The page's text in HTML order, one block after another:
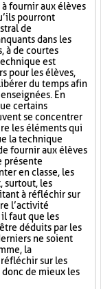
fournir aux élèves
pourront
de
dans les
à de courtes
est
pour les élèves,
du temps afin
En
certains
se concentrer
les éléments qui
la technique
fournir aux élèves
présente
en classe, les
surtout, les
à réfléchir sur
l’activité
faut que les
déduits par les
ne soient
la
sur les
de mieux les